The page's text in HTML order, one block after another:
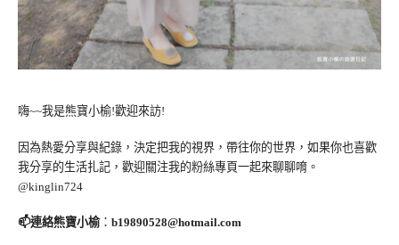
嗨~~我是熊寶小榆!歡迎來訪!
因為熱愛分享與紀錄，決定把我的視界，帶往你的世界，如果你也喜歡
我分享的生活扎記，歡迎關注我的粉絲專頁一起來聊聊唷。
@kinglin724
📫連絡熊寶小榆： b19890528@hotmail.com